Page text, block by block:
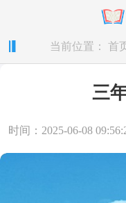
当前位置： 首
三
时间：2025-06-08